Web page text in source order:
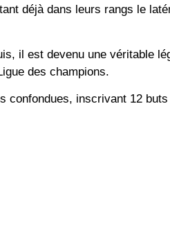
déjà dans leurs rangs le
il est devenu une véritable
des champions.
confondues, inscrivant 12